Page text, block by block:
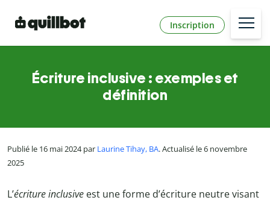
Inscription
Écriture inclusive : exemples et
définition
Publié le 16 mai 2024 par Laurine Tihay, BA. Actualisé le 6 novembre
2025
L’écriture inclusive est une forme d’écriture neutre visant